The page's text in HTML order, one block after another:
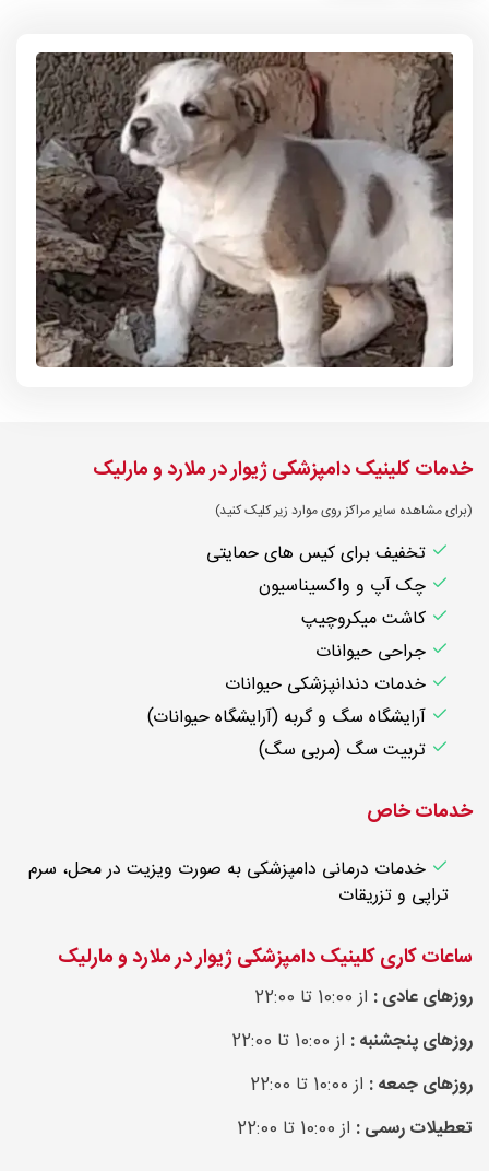
خدمات کلینیک دامپزشکی ژیوار در ملارد و مارلیک
(برای مشاهده سایر مراکز روی موارد زیر کلیک کنید)
تخفیف برای کیس های حمایتی
چک آپ و واکسیناسیون
کاشت میکروچیپ
جراحی حیوانات
خدمات دندانپزشکی حیوانات
آرایشگاه سگ و گربه (آرایشگاه حیوانات)
تربیت سگ (مربی سگ)
خدمات خاص
خدمات درمانی دامپزشکی به صورت ویزیت در محل، سرم
تراپی و تزریقات
ساعات کاری کلینیک دامپزشکی ژیوار در ملارد و مارلیک
روزهای عادی : از 10:00 تا 22:00
روزهای پنجشنبه : از 10:00 تا 22:00
روزهای جمعه : از 10:00 تا 22:00
تعطیلات رسمی : از 10:00 تا 22:00